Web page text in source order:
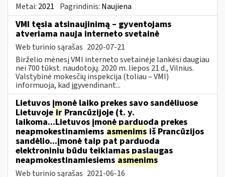
Metai: 2021 Pagrindinis: Naujiena
VMI tęsia atsinaujinimą – gyventojams
atveriama nauja interneto svetainė
Web turinio sąrašas 2020-07-21
Birželio mėnesį VMI interneto svetainėje lankėsi daugiau
nei 700 tūkst. naudotojų. 2020 m. liepos 21 d., Vilnius.
Valstybinė mokesčių inspekcija (toliau – VMI)
informuoja, kad įgyvendinant...
Lietuvos įmonė laiko prekes savo sandėliuose
Lietuvoje ir Prancūzijoje (t. y.
laikoma...Lietuvos įmonė parduoda prekes
neapmokestinamiems asmenims iš Prancūzijos
sandėlio...įmonė taip pat parduoda
elektroniniu būdu teikiamas paslaugas
neapmokestinamiesiems asmenims
Web turinio sąrašas 2021-06-16